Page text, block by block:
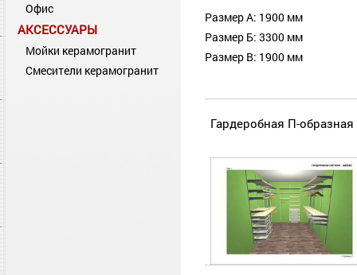
Офис
АКСЕССУАРЫ
Мойки керамогранит
Смесители керамогранит
Размер А: 1900 мм
Размер Б: 3300 мм
Размер В: 1900 мм
Гардеробная П-образная